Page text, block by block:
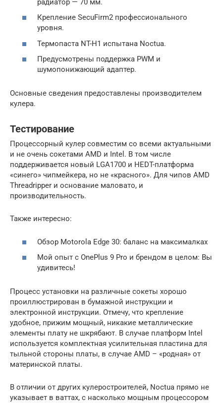
радиатор — 70 мм.
Крепление SecuFirm2 профессионального
уровня.
Термопаста NT-H1 испытана Noctua.
Предусмотрены поддержка PWM и
шумопонижающий адаптер.
Основные сведения предоставлены производителем
кулера.
Тестирование
Процессорный кулер совместим со всеми актуальными
и не очень сокетами AMD и Intel. В том числе
поддерживается новый LGA1700 и HEDT-платформа
«синего» чипмейкера, но не «красного». Для чипов AMD
Threadripper и основание маловато, и
производительность.
Также интересно:
Обзор Motorola Edge 30: баланс на максималках
Мой опыт с OnePlus 9 Pro и брендом в целом: Вы
удивитесь!
Процесс установки на различные сокеты хорошо
проиллюстрирован в бумажной инструкции и
электронной инструкции. Отмечу, что крепление
удобное, прижим мощный, никакие металлические
элементы плату не шкрябают. В случае платформ Intel
используется комплектная усилительная пластина для
тыльной стороны платы, в случае AMD – «родная» от
материнской платы.
В отличии от других кулеростроителей, Noctua прямо не
указывает в ваттах, с насколько мощным процессором